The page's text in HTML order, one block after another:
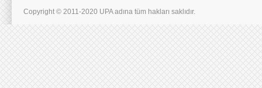
Copyright © 2011-2020 UPA adına tüm hakları saklıdır.